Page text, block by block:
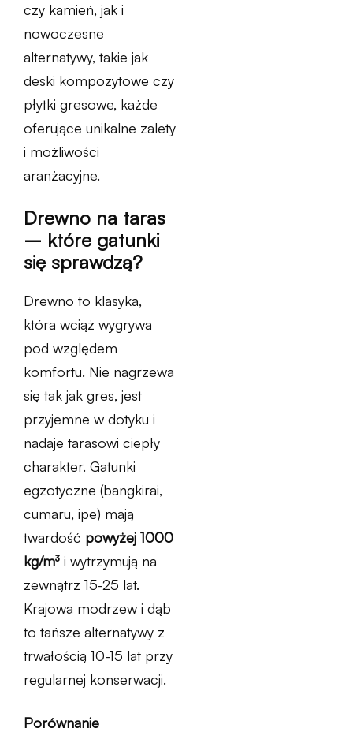
czy kamień, jak i
nowoczesne
alternatywy, takie jak
deski kompozytowe czy
płytki gresowe, każde
oferujące unikalne zalety
i możliwości
aranżacyjne.
Drewno na taras
– które gatunki
się sprawdzą?
Drewno to klasyka,
która wciąż wygrywa
pod względem
komfortu. Nie nagrzewa
się tak jak gres, jest
przyjemne w dotyku i
nadaje tarasowi ciepły
charakter. Gatunki
egzotyczne (bangkirai,
cumaru, ipe) mają
twardość powyżej 1000
kg/m³ i wytrzymują na
zewnątrz 15-25 lat.
Krajowa modrzew i dąb
to tańsze alternatywy z
trwałością 10-15 lat przy
regularnej konserwacji.
Porównanie